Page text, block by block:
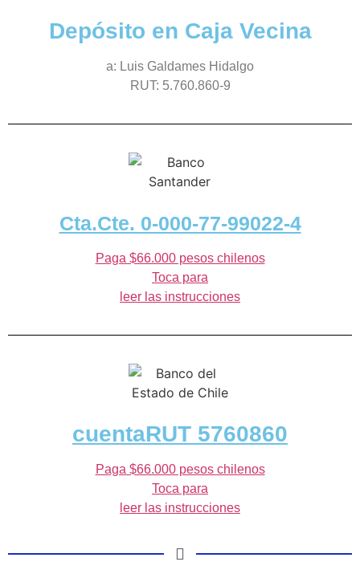
Depósito en Caja Vecina
a: Luis Galdames Hidalgo
RUT: 5.760.860-9
Cta.Cte. 0-000-77-99022-4
Paga $66.000 pesos chilenos
Toca para
leer las instrucciones
cuentaRUT 5760860
Paga $66.000 pesos chilenos
Toca para
leer las instrucciones